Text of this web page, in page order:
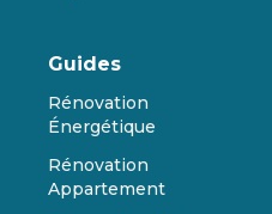
Guides
Rénovation
Énergétique
Rénovation
Appartement